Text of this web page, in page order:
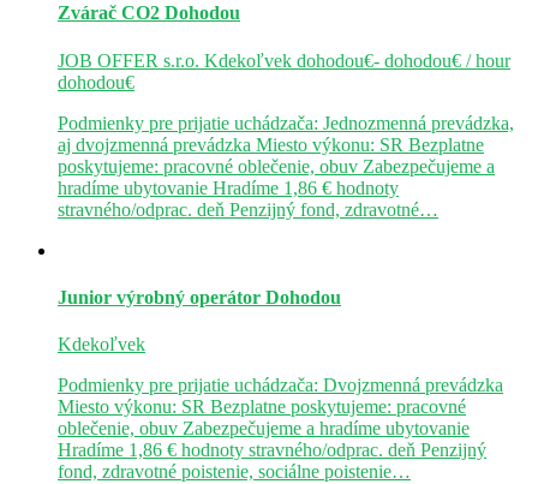
Zvárač CO2 Dohodou
JOB OFFER s.r.o. Kdekoľvek dohodou€- dohodou€ / hour
dohodou€
Podmienky pre prijatie uchádzača: Jednozmenná prevádzka,
aj dvojzmenná prevádzka Miesto výkonu: SR Bezplatne
poskytujeme: pracovné oblečenie, obuv Zabezpečujeme a
hradíme ubytovanie Hradíme 1,86 € hodnoty
stravného/odprac. deň Penzijný fond, zdravotné…
Junior výrobný operátor Dohodou
Kdekoľvek
Podmienky pre prijatie uchádzača: Dvojzmenná prevádzka
Miesto výkonu: SR Bezplatne poskytujeme: pracovné
oblečenie, obuv Zabezpečujeme a hradíme ubytovanie
Hradíme 1,86 € hodnoty stravného/odprac. deň Penzijný
fond, zdravotné poistenie, sociálne poistenie…